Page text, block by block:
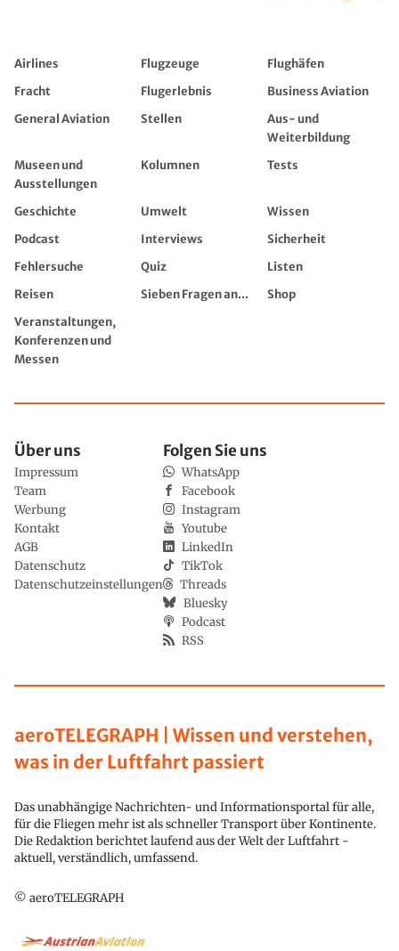
Airlines Flugzeuge
Flughäfen
Fracht
Flugerlebnis
Business Aviation
General Aviation
Stellen
Aus- und
Weiterbildung
Museen und
Ausstellungen
Kolumnen Tests
Geschichte Umwelt
Wissen
Podcast
Interviews
Sicherheit
Fehlersuche
Quiz
Listen
Reisen
Sieben Fragen an...
Shop
Veranstaltungen,
Konferenzen und
Messen
aeroTELEGRAPH | Wissen und verstehen,
was in der Luftfahrt passiert
Das unabhängige Nachrichten- und Informationsportal für alle,
für die Fliegen mehr ist als schneller Transport über Kontinente.
Die Redaktion berichtet laufend aus der Welt der Luftfahrt -
aktuell, verständlich, umfassend.
© aeroTELEGRAPH
Über uns
Impressum
Team
Werbung
Kontakt
AGB
Datenschutz
Datenschutzeinstellungen
Folgen Sie uns
WhatsApp
Facebook
Instagram
Youtube
LinkedIn
TikTok
Threads
Bluesky
Podcast
RSS